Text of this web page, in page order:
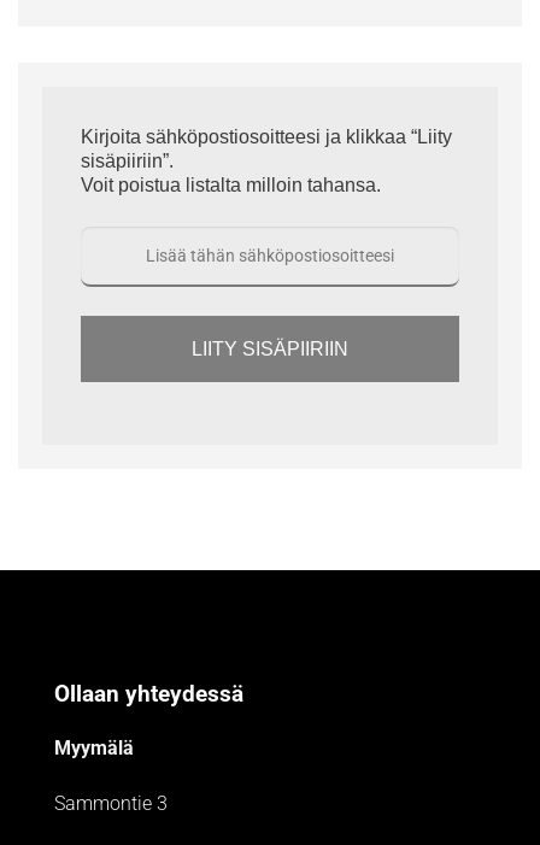
Kirjoita sähköpostiosoitteesi ja klikkaa “Liity
sisäpiiriin”.
Voit poistua listalta milloin tahansa.
LIITY SISÄPIIRIIN
Ollaan yhteydessä
Myymälä
Sammontie 3